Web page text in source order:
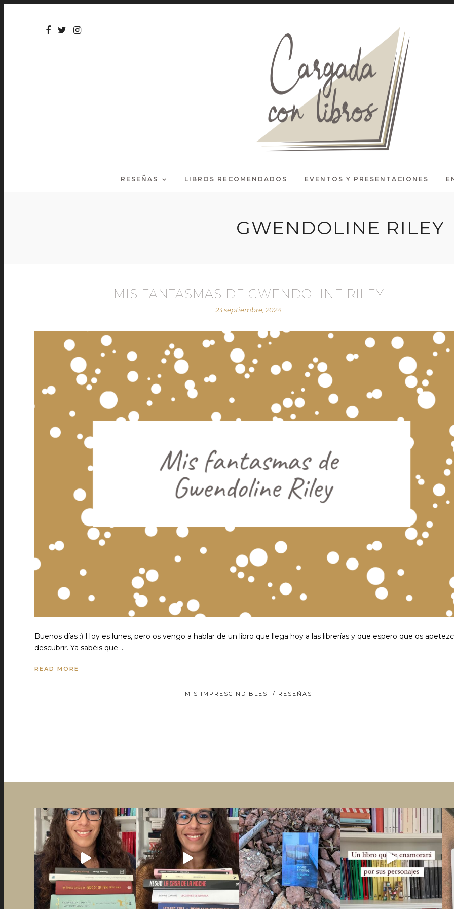
RESEÑAS LIBROS RECOMENDADOS EVENTOS Y PRESENTACIONES
GWENDOLINE RILEY
MIS FANTASMAS DE GWENDOLINE RILEY
23 septiembre, 2024
Buenos días :) Hoy es lunes, pero os vengo a hablar de un libro que llega hoy a las librerías y que espero que os
descubrir. Ya sabéis que …
READ MORE
MIS IMPRESCINDIBLES / RESEÑAS